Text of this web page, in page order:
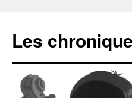
Les